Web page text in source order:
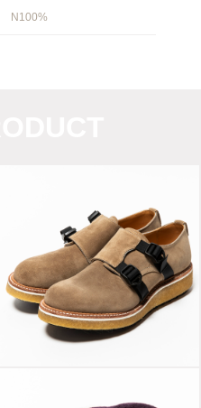
N100%
Super Buck Double
Monk “Conceal”
Gaucho